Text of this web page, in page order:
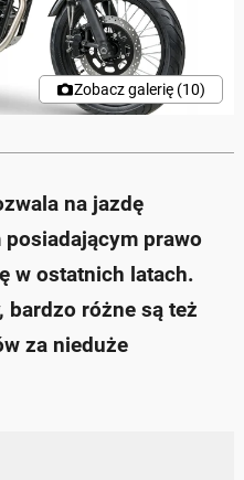
Zobacz galerię (10)
na jazdę
prawo
w ostatnich latach.
bardzo różne są też
za nieduże